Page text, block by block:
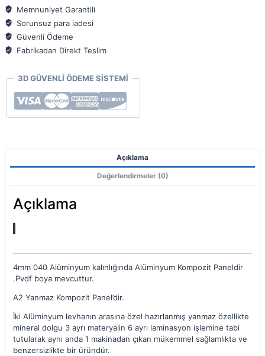
7000
Centiyana
Mavi
4mm
040
Memnuniyet Garantili
Sorunsuz para iadesi
Güvenli Ödeme
Fabrikadan Direkt Teslim
3D GÜVENLİ ÖDEME SİSTEMİ
Açıklama
Değerlendirmeler (0)
Açıklama
4mm 040 Alüminyum kalınlığında Alüminyum Kompozit Paneldir
.Pvdf boya mevcuttur.
A2 Yanmaz Kompozit Panel’dir.
İki Alüminyum levhanın arasına özel hazırlanmış yanmaz özellikte
mineral dolgu 3 ayrı materyalin 6 ayrı laminasyon işlemine tabi
tutularak aynı anda 1 makinadan çıkan mükemmel sağlamlıkta ve
benzersizlikte bir üründür.